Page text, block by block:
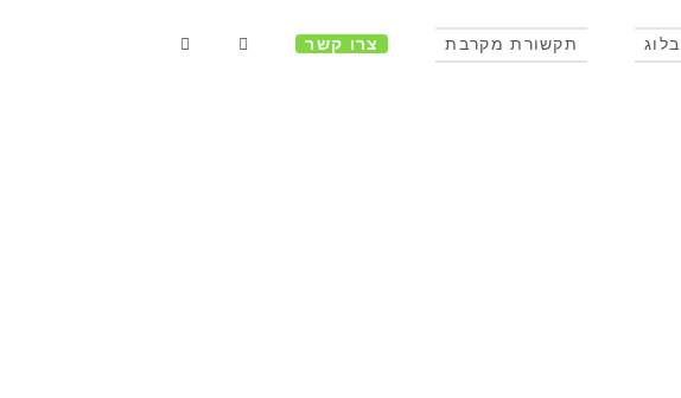
בלוג תקשורת מקרבת צרו קשר